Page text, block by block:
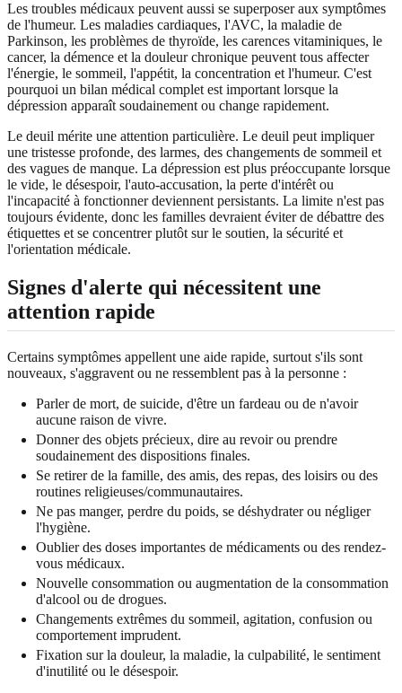
Les troubles médicaux peuvent aussi se superposer aux symptômes
de l'humeur. Les maladies cardiaques, l'AVC, la maladie de
Parkinson, les problèmes de thyroïde, les carences vitaminiques, le
cancer, la démence et la douleur chronique peuvent tous affecter
l'énergie, le sommeil, l'appétit, la concentration et l'humeur. C'est
pourquoi un bilan médical complet est important lorsque la
dépression apparaît soudainement ou change rapidement.
Le deuil mérite une attention particulière. Le deuil peut impliquer
une tristesse profonde, des larmes, des changements de sommeil et
des vagues de manque. La dépression est plus préoccupante lorsque
le vide, le désespoir, l'auto-accusation, la perte d'intérêt ou
l'incapacité à fonctionner deviennent persistants. La limite n'est pas
toujours évidente, donc les familles devraient éviter de débattre des
étiquettes et se concentrer plutôt sur le soutien, la sécurité et
l'orientation médicale.
Signes d'alerte qui nécessitent une
attention rapide
Certains symptômes appellent une aide rapide, surtout s'ils sont
nouveaux, s'aggravent ou ne ressemblent pas à la personne :
Parler de mort, de suicide, d'être un fardeau ou de n'avoir
aucune raison de vivre.
Donner des objets précieux, dire au revoir ou prendre
soudainement des dispositions finales.
Se retirer de la famille, des amis, des repas, des loisirs ou des
routines religieuses/communautaires.
Ne pas manger, perdre du poids, se déshydrater ou négliger
l'hygiène.
Oublier des doses importantes de médicaments ou des rendez-
vous médicaux.
Nouvelle consommation ou augmentation de la consommation
d'alcool ou de drogues.
Changements extrêmes du sommeil, agitation, confusion ou
comportement imprudent.
Fixation sur la douleur, la maladie, la culpabilité, le sentiment
d'inutilité ou le désespoir.